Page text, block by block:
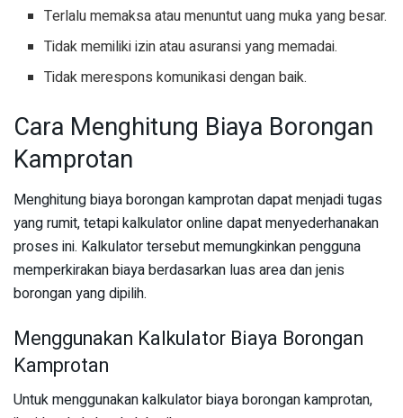
Terlalu memaksa atau menuntut uang muka yang besar.
Tidak memiliki izin atau asuransi yang memadai.
Tidak merespons komunikasi dengan baik.
Cara Menghitung Biaya Borongan
Kamprotan
Menghitung biaya borongan kamprotan dapat menjadi tugas
yang rumit, tetapi kalkulator online dapat menyederhanakan
proses ini. Kalkulator tersebut memungkinkan pengguna
memperkirakan biaya berdasarkan luas area dan jenis
borongan yang dipilih.
Menggunakan Kalkulator Biaya Borongan
Kamprotan
Untuk menggunakan kalkulator biaya borongan kamprotan,